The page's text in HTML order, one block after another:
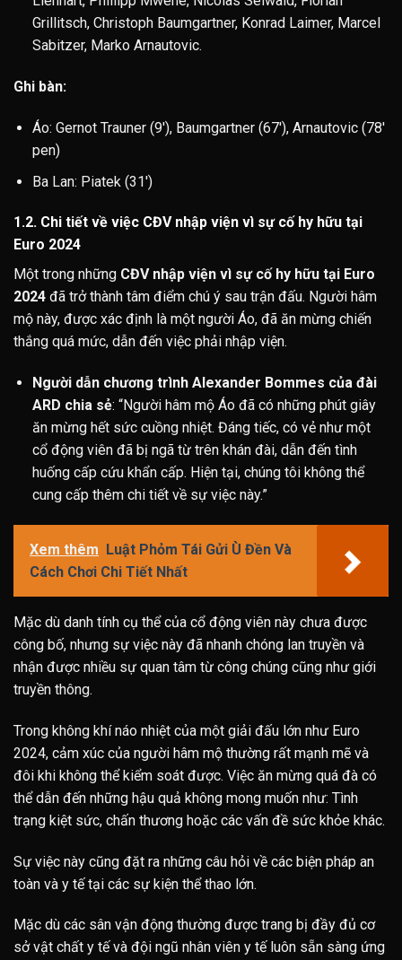
Grillitsch, Christoph Baumgartner, Konrad Laimer, Marcel
Sabitzer, Marko Arnautovic.
Ghi bàn:
Áo: Gernot Trauner (9′), Baumgartner (67′), Arnautovic (78′
pen)
Ba Lan: Piatek (31′)
1.2. Chi tiết về việc CĐV nhập viện vì sự cố hy hữu tại
Euro 2024
Một trong những CĐV nhập viện vì sự cố hy hữu tại Euro
2024 đã trở thành tâm điểm chú ý sau trận đấu. Người hâm
mộ này, được xác định là một người Áo, đã ăn mừng chiến
thắng quá mức, dẫn đến việc phải nhập viện.
Người dẫn chương trình Alexander Bommes của đài
ARD chia sẻ: “Người hâm mộ Áo đã có những phút giây
ăn mừng hết sức cuồng nhiệt. Đáng tiếc, có vẻ như một
cổ động viên đã bị ngã từ trên khán đài, dẫn đến tình
huống cấp cứu khẩn cấp. Hiện tại, chúng tôi không thể
cung cấp thêm chi tiết về sự việc này.”
Xem thêm Luật Phỏm Tái Gửi Ù Đền Và
Cách Chơi Chi Tiết Nhất
Mặc dù danh tính cụ thể của cổ động viên này chưa được
công bố, nhưng sự việc này đã nhanh chóng lan truyền và
nhận được nhiều sự quan tâm từ công chúng cũng như giới
truyền thông.
Trong không khí náo nhiệt của một giải đấu lớn như Euro
2024, cảm xúc của người hâm mộ thường rất mạnh mẽ và
đôi khi không thể kiểm soát được. Việc ăn mừng quá đà có
thể dẫn đến những hậu quả không mong muốn như: Tình
trạng kiệt sức, chấn thương hoặc các vấn đề sức khỏe khác.
Sự việc này cũng đặt ra những câu hỏi về các biện pháp an
toàn và y tế tại các sự kiện thể thao lớn.
Mặc dù các sân vận động thường được trang bị đầy đủ cơ
sở vật chất y tế và đội ngũ nhân viên y tế luôn sẵn sàng ứng